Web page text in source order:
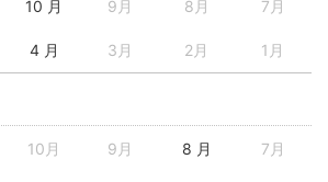
10 月 9月 8月 7月
4 月 3月 2月 1月
10月 9月 8 月 7月